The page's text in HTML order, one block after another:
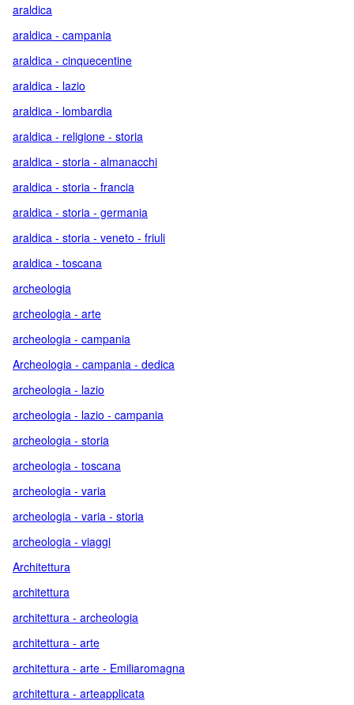
araldica
araldica - campania
araldica - cinquecentine
araldica - lazio
araldica - lombardia
araldica - religione - storia
araldica - storia - almanacchi
araldica - storia - francia
araldica - storia - germania
araldica - storia - veneto - friuli
araldica - toscana
archeologia
archeologia - arte
archeologia - campania
Archeologia - campania - dedica
archeologia - lazio
archeologia - lazio - campania
archeologia - storia
archeologia - toscana
archeologia - varia
archeologia - varia - storia
archeologia - viaggi
Architettura
architettura
architettura - archeologia
architettura - arte
architettura - arte - Emiliaromagna
architettura - arteapplicata